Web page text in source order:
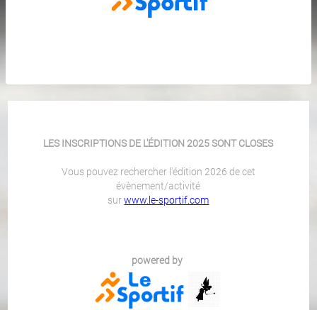
LES INSCRIPTIONS DE L'ÉDITION 2025 SONT CLOSES
Vous pouvez rechercher l'édition 2026 de cet
évènement/activité
surwww.le-sportif.com
powered by